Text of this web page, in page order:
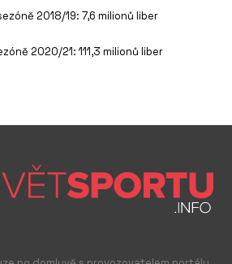
2018/19: 7,6 milionů liber
2020/21: 111,3 milionů liber